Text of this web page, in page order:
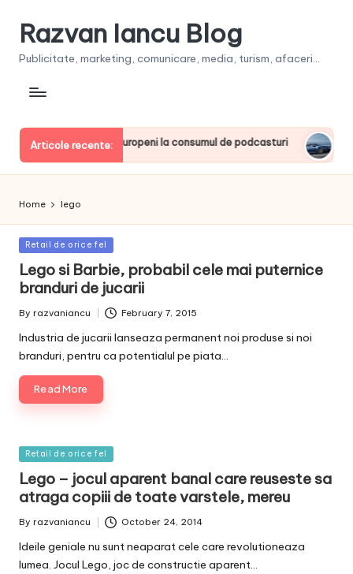
Razvan Iancu Blog
Publicitate, marketing, comunicare, media, turism, afaceri...
Articole recente:
printre liderii europeni la consumul de podcasturi Clienţii
June 20,
Home lego
Posted
Retail de orice fel
Lego si Barbie, probabil cele mai puternice
branduri de jucarii
Posted
By razvaniancu February 7, 2015
Industria de jucarii lanseaza permanent noi produse si noi
branduri, pentru ca potentialul pe piata…
Read More
Posted
Retail de orice fel
Lego – jocul aparent banal care reuseste sa
atraga copiii de toate varstele, mereu
Posted
By razvaniancu October 24, 2014
Ideile geniale nu sunt neaparat cele care revolutioneaza
lumea. Jocul Lego, joc de constructie aparent…